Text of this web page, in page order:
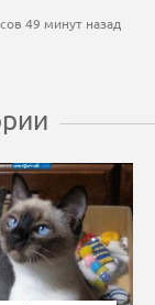
49 минут назад